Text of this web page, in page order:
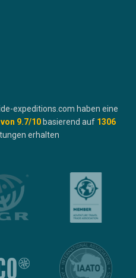
expeditions.com haben eine
9.7/10 basierend auf 1306
erhalten